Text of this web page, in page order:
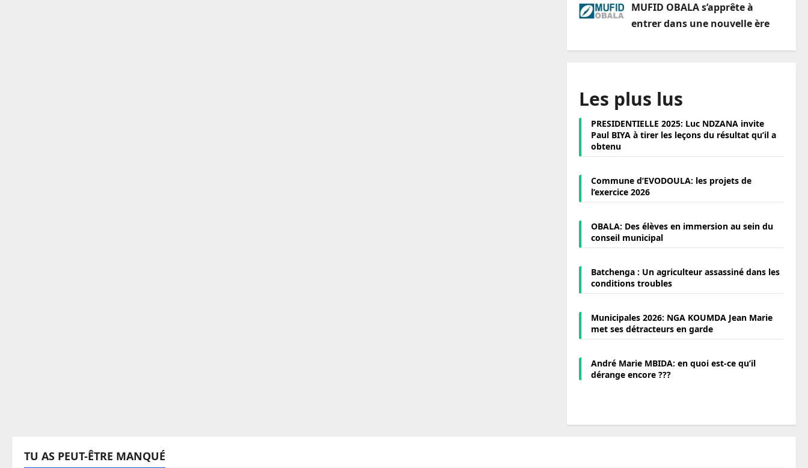
MUFID OBALA s’apprête à
entrer dans une nouvelle ère
Les plus lus
PRESIDENTIELLE 2025: Luc NDZANA invite
Paul BIYA à tirer les leçons du résultat qu’il a
obtenu
Commune d’EVODOULA: les projets de
l’exercice 2026
OBALA: Des élèves en immersion au sein du
conseil municipal
Batchenga : Un agriculteur assassiné dans les
conditions troubles
Municipales 2026: NGA KOUMDA Jean Marie
met ses détracteurs en garde
André Marie MBIDA: en quoi est-ce qu’il
dérange encore ???
TU AS PEUT-ÊTRE MANQUÉ